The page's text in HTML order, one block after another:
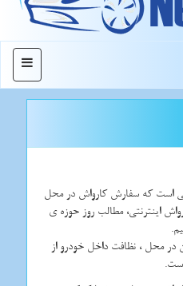
منو
است كه سفارش كارواش در محل
اینترنتی، مطالب روز حوزه ی
محل ، نظافت داخل خودرو از